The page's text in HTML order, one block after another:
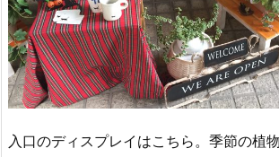
入口のディスプレイはこちら。季節の植